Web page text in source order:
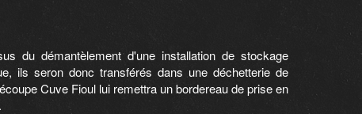
du démantèlement d'une installation de stockage
ils seron donc transférés dans une déchetterie de
Cuve Fioul lui remettra un bordereau de prise en